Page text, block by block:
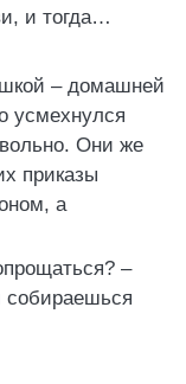
и тогда…
– домашней
усмехнулся
Они же
приказы
а
–